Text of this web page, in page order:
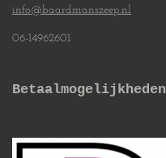
info@baardmanszeep.nl
06-14962601
Betaalmogelijkheden